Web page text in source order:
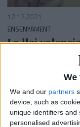
We
We and our partners
device, such as
unique identifiers
personalised
12.12.2021
ENSENYAMENT
La llei
El sisè congrés
la normativa
Per Moisés Pérez